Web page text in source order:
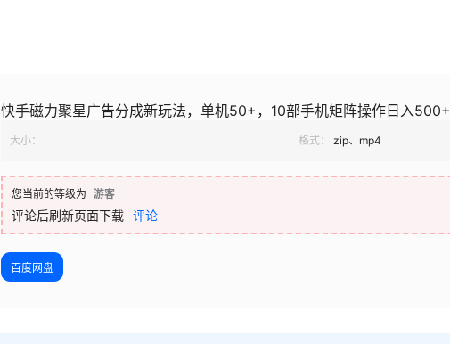
快手磁力聚星广告分成新玩法，单机50+，10部手机矩阵操作日入500+
大小： 格式： zip、mp4
您当前的等级为 游客
评论后刷新页面下载 评论
百度网盘